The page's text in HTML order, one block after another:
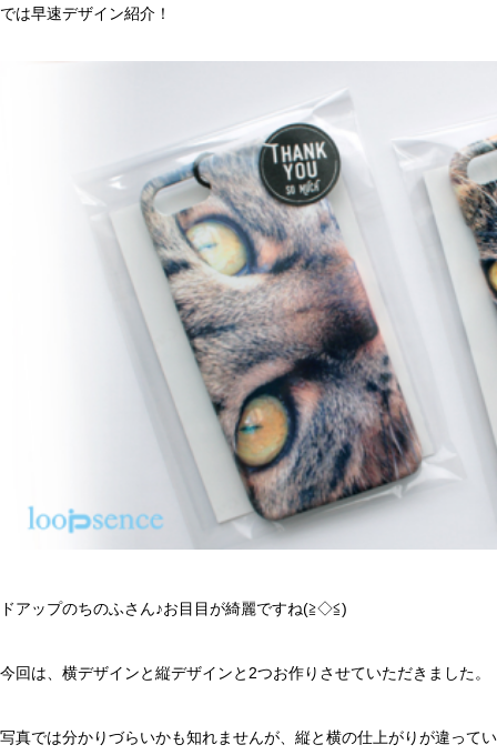
では早速デザイン紹介！
ドアップのちのふさん♪お目目が綺麗ですね(≧◇≦)
今回は、横デザインと縦デザインと2つお作りさせていただきました。
写真では分かりづらいかも知れませんが、縦と横の仕上がりが違って